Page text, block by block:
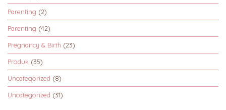
Parenting (2)
Parenting (42)
Pregnancy & Birth (23)
Produk (35)
Uncategorized (8)
Uncategorized (31)